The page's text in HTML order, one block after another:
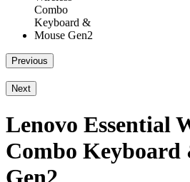
Previous
Next
Lenovo Essential
Combo Keyboard
Gen2